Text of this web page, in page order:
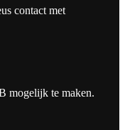
contact met
mogelijk te maken.